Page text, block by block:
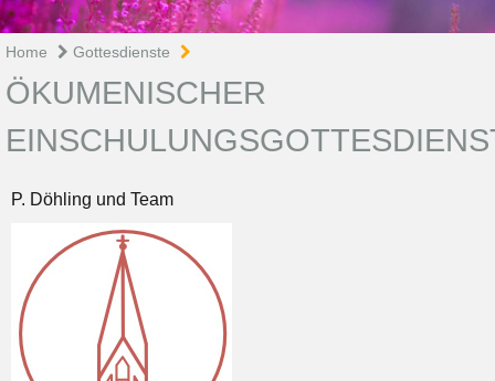
Home Gottesdienste
ÖKUMENISCHER
P. Döhling und Team